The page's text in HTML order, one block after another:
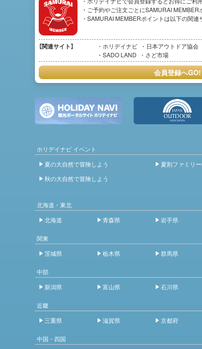
・ご予約やご注文ごとにSAMURAI MEMBER
・SAMURAI MEMBERポイントは以下の関連
【関連サイト】 ホリデイナビ 日本アウトドア協会
SADO LAND
さど市場
会員登録へGO!
ホリデイナビ イベント
夏の大自然で冒険しよう
夏割ファミリ
秋の大自然で冒険しよう
北海道・東北
北海道
青森県 岩手県
関東
茨城県
栃木県 群馬県
中部
新潟県
富山県 石川県
近畿
三重県
滋賀県 京都府
中国・四国